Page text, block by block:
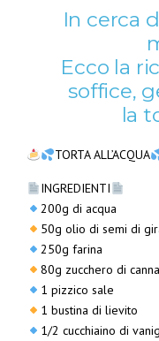
In cerca
Ecco la
soffice,
la
TORTA ALL’ACQUA
INGREDIENTI
200g di acqua
50g olio di semi di
250g farina
80g zucchero di
1 pizzico sale
1 bustina di lievito
1/2 cucchiaino di